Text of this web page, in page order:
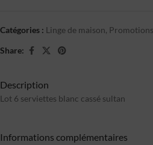
Catégories : Linge de maison, Promotions
Share:
Description
Lot 6 serviettes blanc cassé sultan
Informations complémentaires